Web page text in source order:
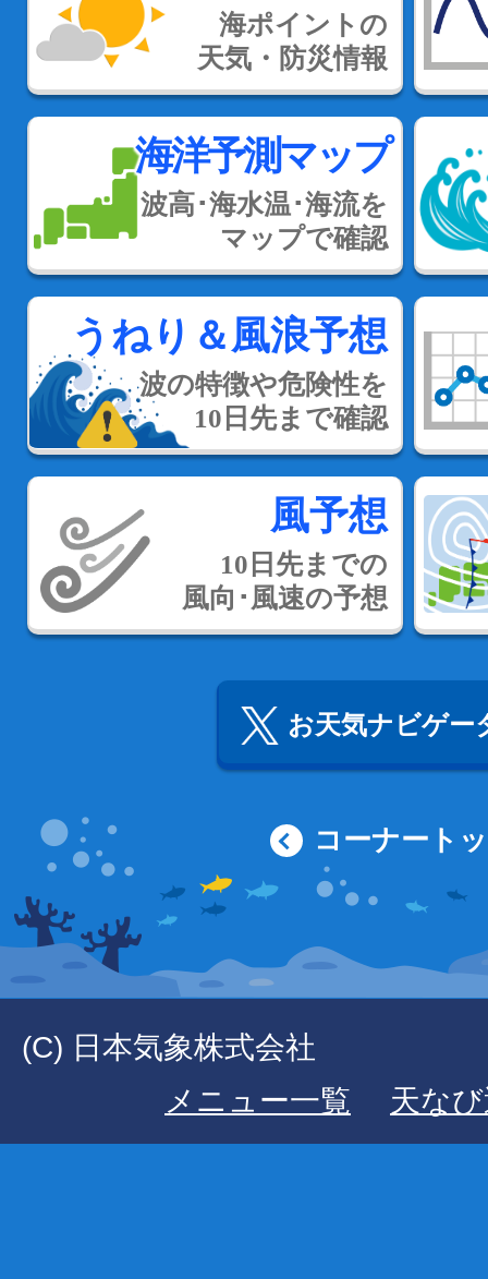
海ポイントの
天気・防災情報
海洋予測マップ
波高･海水温･海流を
マップで確認
うねり＆風浪予想
波の特徴や危険性を
10日先まで確認
風予想
10日先までの
風向･風速の予想
お天気ナビゲー
コーナート
(C) 日本気象株式会社
メニュー一覧
天な